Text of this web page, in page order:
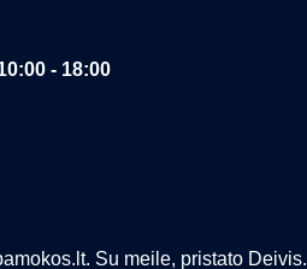
- 18:00
Su meile, pristato Deivis.